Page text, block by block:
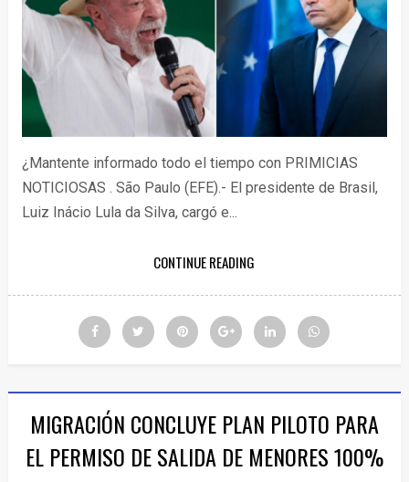
¿Mantente informado todo el tiempo con PRIMICIAS
NOTICIOSAS . São Paulo (EFE).- El presidente de Brasil,
Luiz Inácio Lula da Silva, cargó e...
CONTINUE READING
MIGRACIÓN CONCLUYE PLAN PILOTO PARA
EL PERMISO DE SALIDA DE MENORES 100%